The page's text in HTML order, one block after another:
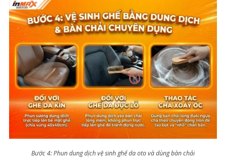
Bước 4: Phun dung dịch vệ sinh ghế da oto và dùng bàn chải